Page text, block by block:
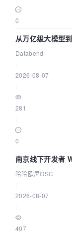
0
从万亿级大模型
Databend
2026-08-07
281
0
南京线下开发者
哈哈欧尼OSC
2026-08-07
407